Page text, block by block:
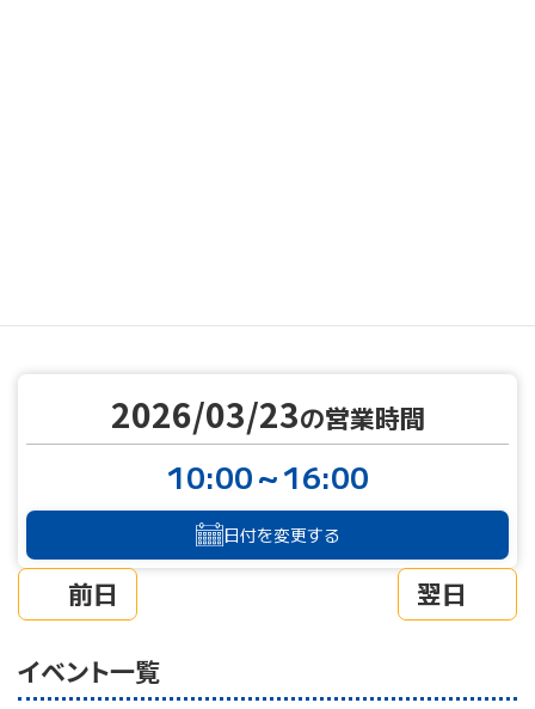
前日
2026/03/23の営業時間
10:00～16:00
日付を変更する
翌日
イベント一覧